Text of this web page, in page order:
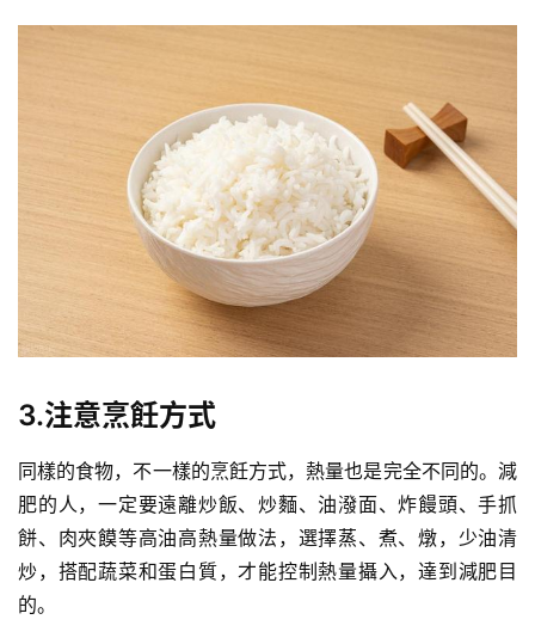
3.注意烹飪方式
同樣的食物，不一樣的烹飪方式，熱量也是完全不同的。減
肥的人，一定要遠離炒飯、炒麵、油潑面、炸饅頭、手抓
餅、 肉夾饃等高油高熱量做法，選擇蒸、煮、燉，少油清
炒，搭配蔬菜和蛋白質，才能控制熱量攝入，達到減肥目
的。